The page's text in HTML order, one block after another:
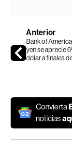
Anterior
Bank of
yen se aprecie
dólar a finales
Convierta
noticias